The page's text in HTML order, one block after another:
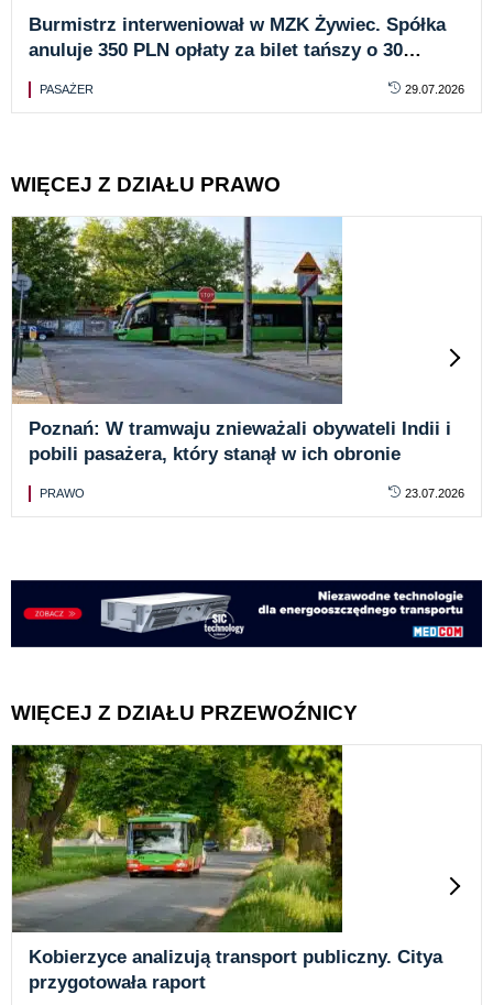
Burmistrz interweniował w MZK Żywiec. Spółka
anuluje 350 PLN opłaty za bilet tańszy o 30
PASAŻER 29.07.2026
WIĘCEJ Z DZIAŁU PRAWO
Poznań: W tramwaju znieważali obywateli Indii i
pobili pasażera, który stanął w ich obronie
PRAWO 23.07.2026
WIĘCEJ Z DZIAŁU PRZEWOŹNICY
Kobierzyce analizują transport publiczny. Citya
przygotowała raport